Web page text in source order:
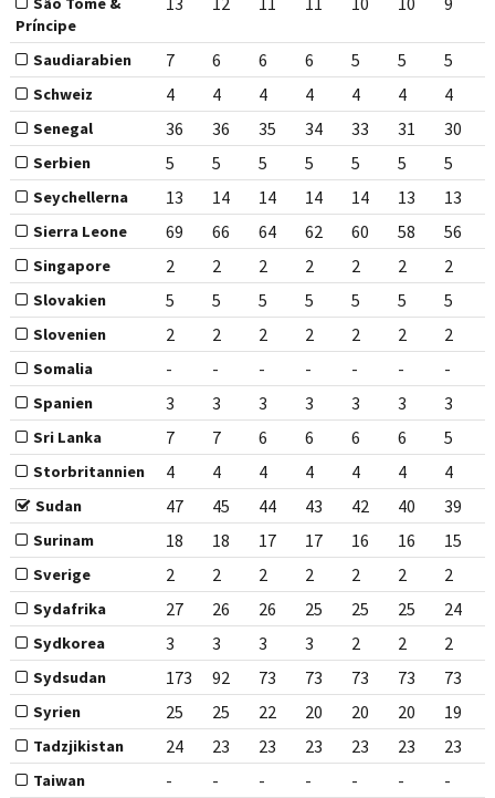
Príncipe
Saudiarabien 7 6 6 6 5 5 5
Schweiz 4 4 4 4 4 4 4
Senegal 36 36 35 34 33 31 30
Serbien 5 5 5 5 5 5 5
Seychellerna 13 14 14 14 14 13 13
Sierra Leone 69 66 64 62 60 58 56
Singapore 2 2 2 2 2 2 2
Slovakien 5 5 5 5 5 5 5
Slovenien 2 2 2 2 2 2 2
Somalia - - - - - - -
Spanien 3 3 3 3 3 3 3
Sri Lanka 7 7 6 6 6 6 5
Storbritannien 4 4 4 4 4 4 4
Sudan 47 45 44 43 42 40 39
Surinam 18 18 17 17 16 16 15
Sverige 2 2 2 2 2 2 2
Sydafrika 27 26 26 25 25 25 24
Sydkorea 3 3 3 3 2 2 2
Sydsudan 173 92 73 73 73 73 73
Syrien 25 25 22 20 20 20 19
Tadzjikistan 24 23 23 23 23 23 23
Taiwan - - - - - - -